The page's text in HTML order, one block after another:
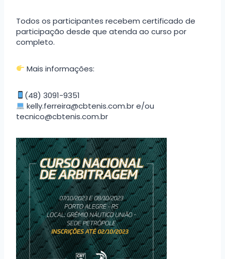
Todos os participantes recebem certificado de
participação desde que atenda ao curso por
completo.
Mais informações:
(48) 3091-9351
kelly.ferreira@cbtenis.com.br e/ou
tecnico@cbtenis.com.br